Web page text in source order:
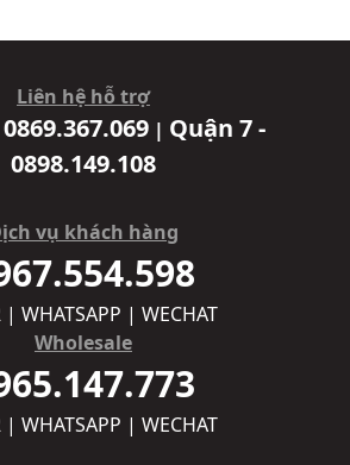
Liên hệ hỗ trợ
| Quận 7 -
0898.149.108
vụ khách hàng
| WHATSAPP | WECHAT
Wholesale
| WHATSAPP | WECHAT